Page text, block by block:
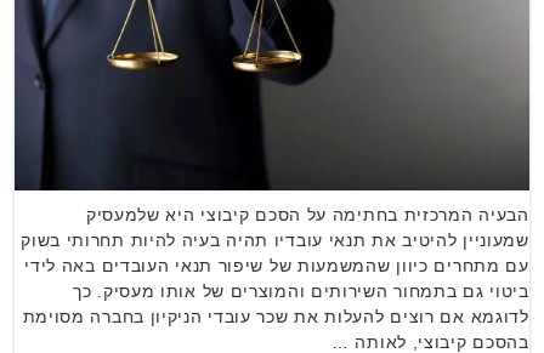
הבעיה המרכזית בחתימה על הסכם קיבוצי היא שלמעסיק
שמעוניין להיטיב את תנאי עובדיו תהיה בעיה להיות תחרותי בשוק
עם מתחרים כיוון שהמשמעות של שיפור תנאי העובדים באה לידי
ביטוי גם בתמחור השירותים והמוצרים של אותו מעסיק. כך
לדוגמא אם רוצים להעלות את שכר עובדי הניקיון בחברה מסוימת
בהסכם קיבוצי, לאותה …